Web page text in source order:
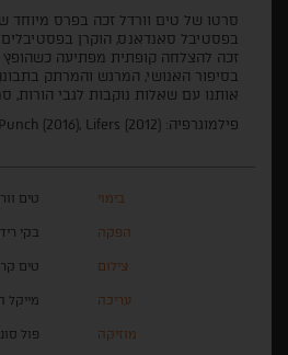
סרטו של טים וורדל זכה בפרס מיוחד
בפסטיבל סאנדאנס, הוקרן
זכה להצלחה קופתית מפתיעה
בסיפור האנושי, המרגש והמרתק
אותנו עם שאלות נוקבות לגבי הורות,
פילמוגרפיה: One Killer Punch (2016), Lifers (2012).
בימוי טים
הפקה בקי
צילום טים
עריכה מייקל
מוזיקה פול